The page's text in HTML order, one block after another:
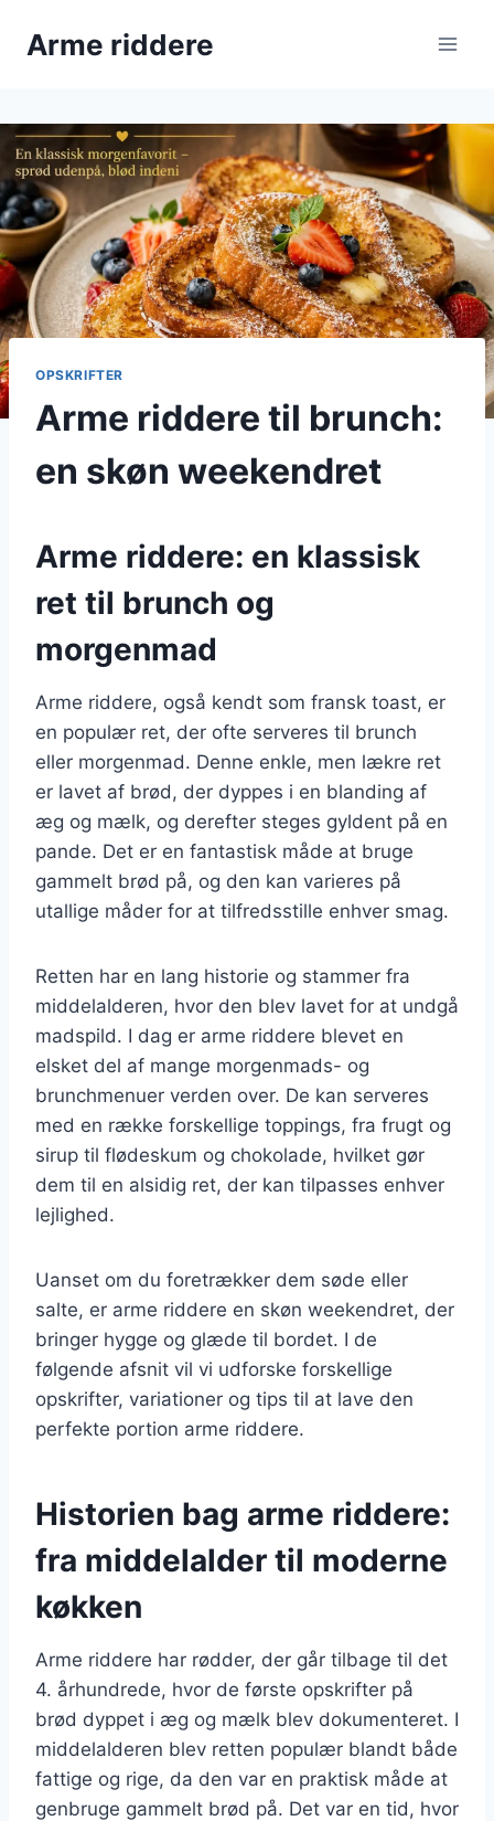
Arme riddere
OPSKRIFTER
Arme riddere til brunch:
en skøn weekendret
Arme riddere: en klassisk
ret til brunch og
morgenmad
Arme riddere, også kendt som fransk toast, er
en populær ret, der ofte serveres til brunch
eller morgenmad. Denne enkle, men lækre ret
er lavet af brød, der dyppes i en blanding af
æg og mælk, og derefter steges gyldent på en
pande. Det er en fantastisk måde at bruge
gammelt brød på, og den kan varieres på
utallige måder for at tilfredsstille enhver smag.
Retten har en lang historie og stammer fra
middelalderen, hvor den blev lavet for at undgå
madspild. I dag er arme riddere blevet en
elsket del af mange morgenmads- og
brunchmenuer verden over. De kan serveres
med en række forskellige toppings, fra frugt og
sirup til flødeskum og chokolade, hvilket gør
dem til en alsidig ret, der kan tilpasses enhver
lejlighed.
Uanset om du foretrækker dem søde eller
salte, er arme riddere en skøn weekendret, der
bringer hygge og glæde til bordet. I de
følgende afsnit vil vi udforske forskellige
opskrifter, variationer og tips til at lave den
perfekte portion arme riddere.
Historien bag arme riddere:
fra middelalder til moderne
køkken
Arme riddere har rødder, der går tilbage til det
4. århundrede, hvor de første opskrifter på
brød dyppet i æg og mælk blev dokumenteret. I
middelalderen blev retten populær blandt både
fattige og rige, da den var en praktisk måde at
genbruge gammelt brød på. Det var en tid, hvor